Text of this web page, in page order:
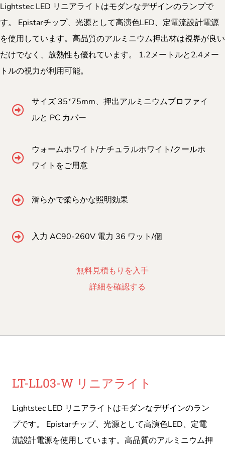
Lightstec LED リニアライトはモダンなデザインのランプで
す。 Epistarチップ、光源として高演色LED、定電流設計電源
を使用しています。高品質のアルミニウム押出材は視界が良い
だけでなく、放熱性も優れています。 1.2メートルと2.4メー
トルの視力が利用可能。
サイズ 35*75mm、押出アルミニウムプロファイ
ルと PC カバー
ウォームホワイト/ナチュラルホワイト/クールホ
ワイトをご用意
滑らかで柔らかな照明効果
入力 AC90-260V 電力 36 ワット/個
無料見積もりを入手
詳細を確認する
LT-LL03-W リニアライト
Lightstec LED リニアライトはモダンなデザインのラン
プです。 Epistarチップ、光源として高演色LED、定電
流設計電源を使用しています。高品質のアルミニウム押